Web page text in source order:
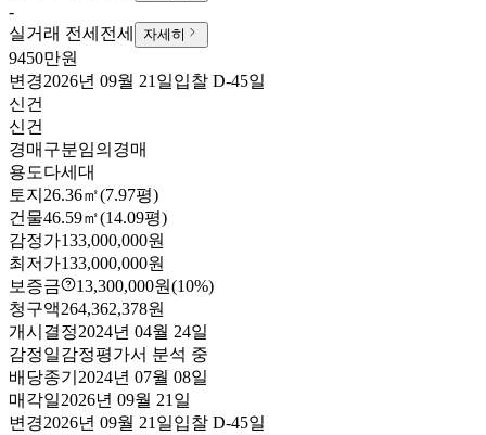
-
실거래 전세 전세 자세히
9450만원
변경2026년 09월 21일입찰 D-45일
신건
신건
경매구분임의경매
용도다세대
토지 26.36㎡(7.97평)
건물46.59㎡(14.09평)
감정가133,000,000원
최저가133,000,000원
보증금
13,300,000원(10%)
청구액264,362,378원
개시결정2024년 04월 24일
감정일감정평가서 분석 중
배당종기 2024년 07월 08일
매각일2026년 09월 21일
변경2026년 09월 21일입찰 D-45일